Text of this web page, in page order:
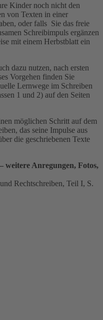
Kinder noch nicht den
von Texten in einer
oder falls Sie das freie
Schreibimpuls ergänzen
mit einem Herbstblatt ein
dazu nutzen, nach ersten
Vorgehen finden Sie
Lernwege im Schreiben
1 und 2) auf den Seiten
möglichen Schritt auf dem
das seine Impulse aus
die geschriebenen Texte
weitere Anregungen, Fotos,
Rechtschreiben, Teil I, S.